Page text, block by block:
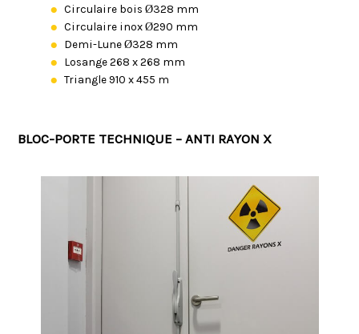
Circulaire bois Ø328 mm
Circulaire inox Ø290 mm
Demi-Lune Ø328 mm
Losange 268 x 268 mm
Triangle 910 x 455 m
BLOC-PORTE TECHNIQUE – ANTI RAYON X